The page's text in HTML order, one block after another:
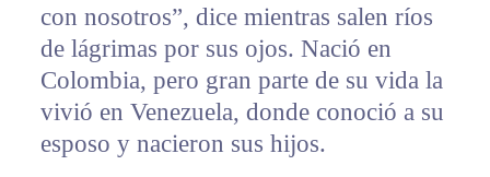
con nosotros”, dice mientras salen ríos
de lágrimas por sus ojos. Nació en
Colombia, pero gran parte de su vida la
vivió en Venezuela, donde conoció a su
esposo y nacieron sus hijos.